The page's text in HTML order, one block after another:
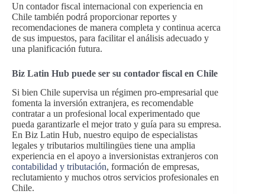
Un contador fiscal internacional con experiencia en
Chile también podrá proporcionar reportes y
recomendaciones de manera completa y continua acerca
de sus impuestos, para facilitar el análisis adecuado y
una planificación futura.
Biz Latin Hub puede ser su contador fiscal en Chile
Si bien Chile supervisa un régimen pro-empresarial que
fomenta la inversión extranjera, es recomendable
contratar a un profesional local experimentado que
pueda garantizarle el mejor trato y guía para su empresa.
En Biz Latin Hub, nuestro equipo de especialistas
legales y tributarios multilingües tiene una amplia
experiencia en el apoyo a inversionistas extranjeros con
contabilidad y tributación, formación de empresas,
reclutamiento y muchos otros servicios profesionales en
Chile.